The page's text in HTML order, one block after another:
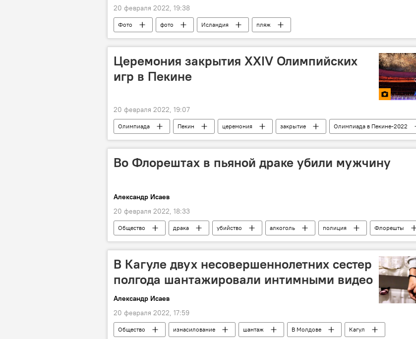
20 февраля 2022, 19:38
Фото фото Исландия пляж
Церемония закрытия XXIV Олимпийских
игр в Пекине
20 февраля 2022, 19:07
Олимпиада Пекин церемония закрытие Олимпиада в Пекине-2022
Во Флорештах в пьяной драке убили мужчину
Александр Исаев
20 февраля 2022, 18:33
Общество драка убийство алкоголь полиция Флорешты
В Кагуле двух несовершеннолетних сестер
полгода шантажировали интимными видео
Александр Исаев
20 февраля 2022, 17:59
Общество изнасилование шантаж В Молдове Кагул